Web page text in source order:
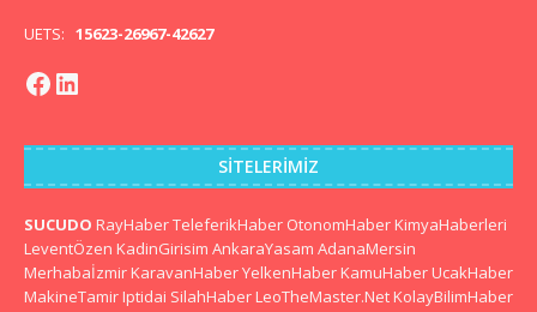
UETS: 15623-26967-42627
SITELERIMIZ
SUCUDO RayHaberTeleferikHaber OtonomHaber KimyaHaberleri
LeventÖzen KadinGirisim AnkaraYasam AdanaMersin
Merhabaİzmir KaravanHaberYelkenHaber KamuHaber UcakHaber
MakineTamir Iptidai SilahHaber LeoTheMaster.Net KolayBilimHaber